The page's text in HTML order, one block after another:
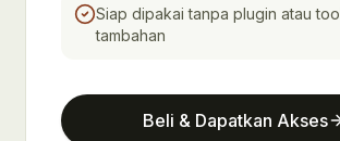
Siap dipakai tanpa plugin atau
tambahan
Beli & Dapatkan Akses